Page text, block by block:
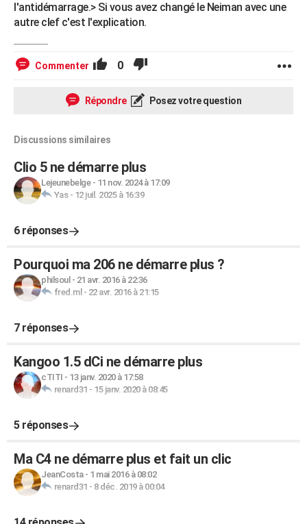
l'antidémarrage.> Si vous avez changé le Neiman avec une
autre clef c'est l'explication.
Commenter 0
Répondre Posez votre question
Discussions similaires
Clio 5 ne démarre plus
Lejeunebelge- 11 nov. 2024 à 17:09
Yas- 12 juil. 2025 à 16:39
6 réponses
Pourquoi ma 206 ne démarre plus ?
philsoul - 21 avr. 2016 à 22:36
fred.ml - 22 avr. 2016 à 21:15
7 réponses
Kangoo 1.5 dCi ne démarre plus
cTITI - 13 janv. 2020 à 17:58
renard31 - 15 janv. 2020 à 08:45
5 réponses
Ma C4 ne démarre plus et fait un clic
JeanCosta- 1 mai 2016 à 08:02
renard31 - 8 déc. 2019 à 00:04